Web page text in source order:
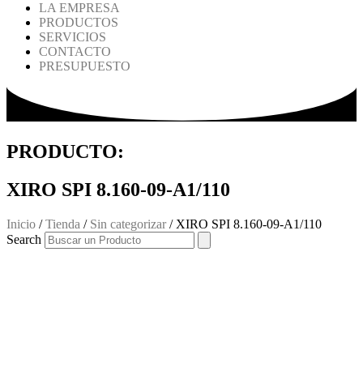
LA EMPRESA
PRODUCTOS
SERVICIOS
CONTACTO
PRESUPUESTO
PRODUCTO:
XIRO SPI 8.160-09-A1/110
Inicio /Tienda / Sin categorizar/ XIRO SPI 8.160-09-A1/110
Search